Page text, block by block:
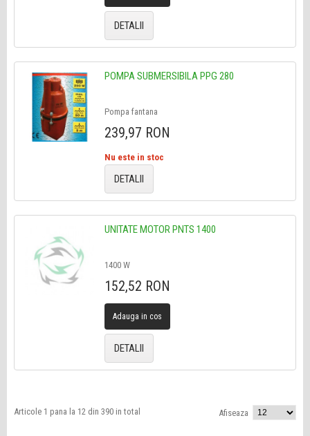
DETALII
POMPA SUBMERSIBILA PPG 280
Pompa fantana
239,97 RON
Nu este in stoc
DETALII
UNITATE MOTOR PNTS 1400
1400 W
152,52 RON
Adauga in cos
DETALII
Articole 1 pana la 12 din 390 in total Afiseaza